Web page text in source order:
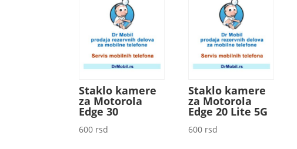
Staklo kamere
za Motorola
Edge 30
600 rsd
Staklo kamere
za Motorola
Edge 20 Lite 5G
600 rsd